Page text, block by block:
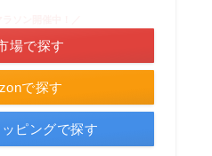
で探す
場で探す
ピングで探す